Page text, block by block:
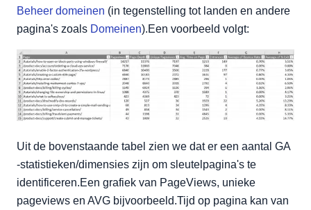
Beheer domeinen (in tegenstelling tot landen en andere
pagina's zoals Domeinen).Een voorbeeld volgt:
Uit de bovenstaande tabel zien we dat er een aantal GA
-statistieken/dimensies zijn om sleutelpagina's te
identificeren.Een grafiek van PageViews, unieke
pageviews en AVG bijvoorbeeld.Tijd op pagina kan van